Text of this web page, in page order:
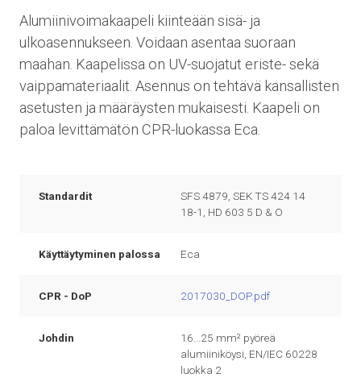
Alumiinivoimakaapeli kiinteään sisä- ja
ulkoasennukseen. Voidaan asentaa suoraan
maahan. Kaapelissa on UV-suojatut eriste- sekä
vaippamateriaalit. Asennus on tehtävä kansallisten
asetusten ja määräysten mukaisesti. Kaapeli on
paloa levittämätön CPR-luokassa Eca.
Standardit
SFS 4879, SEK TS 424 14
18-1, HD 603 5 D & O
Käyttäytyminen palossa Eca
CPR - DoP 2017030_DOP.pdf
Johdin
16...25 mm² pyöreä
alumiiniköysi, EN/IEC 60228
luokka 2